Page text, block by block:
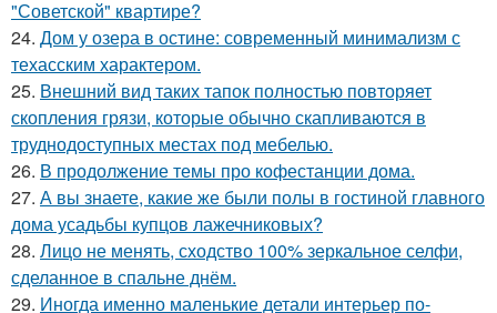
"Советской" квартире?
24. Дом у озера в остине: современный минимализм с
техасским характером.
25. Внешний вид таких тапок полностью повторяет
скопления грязи, которые обычно скапливаются в
труднодоступных местах под мебелью.
26. В продолжение темы про кофестанции дома.
27. А вы знаете, какие же были полы в гостиной главного
дома усадьбы купцов лажечниковых?
28. Лицо не менять, сходство 100% зеркальное селфи,
сделанное в спальне днём.
29. Иногда именно маленькие детали интерьер по-